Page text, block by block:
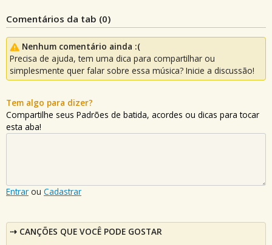
Comentários da tab (0)
Nenhum comentário ainda :(
Precisa de ajuda, tem uma dica para compartilhar ou
simplesmente quer falar sobre essa música? Inicie a discussão!
Tem algo para dizer?
Compartilhe seus Padrões de batida, acordes ou dicas para tocar
esta aba!
Entrar ou Cadastrar
CANÇÕES QUE VOCÊ PODE GOSTAR